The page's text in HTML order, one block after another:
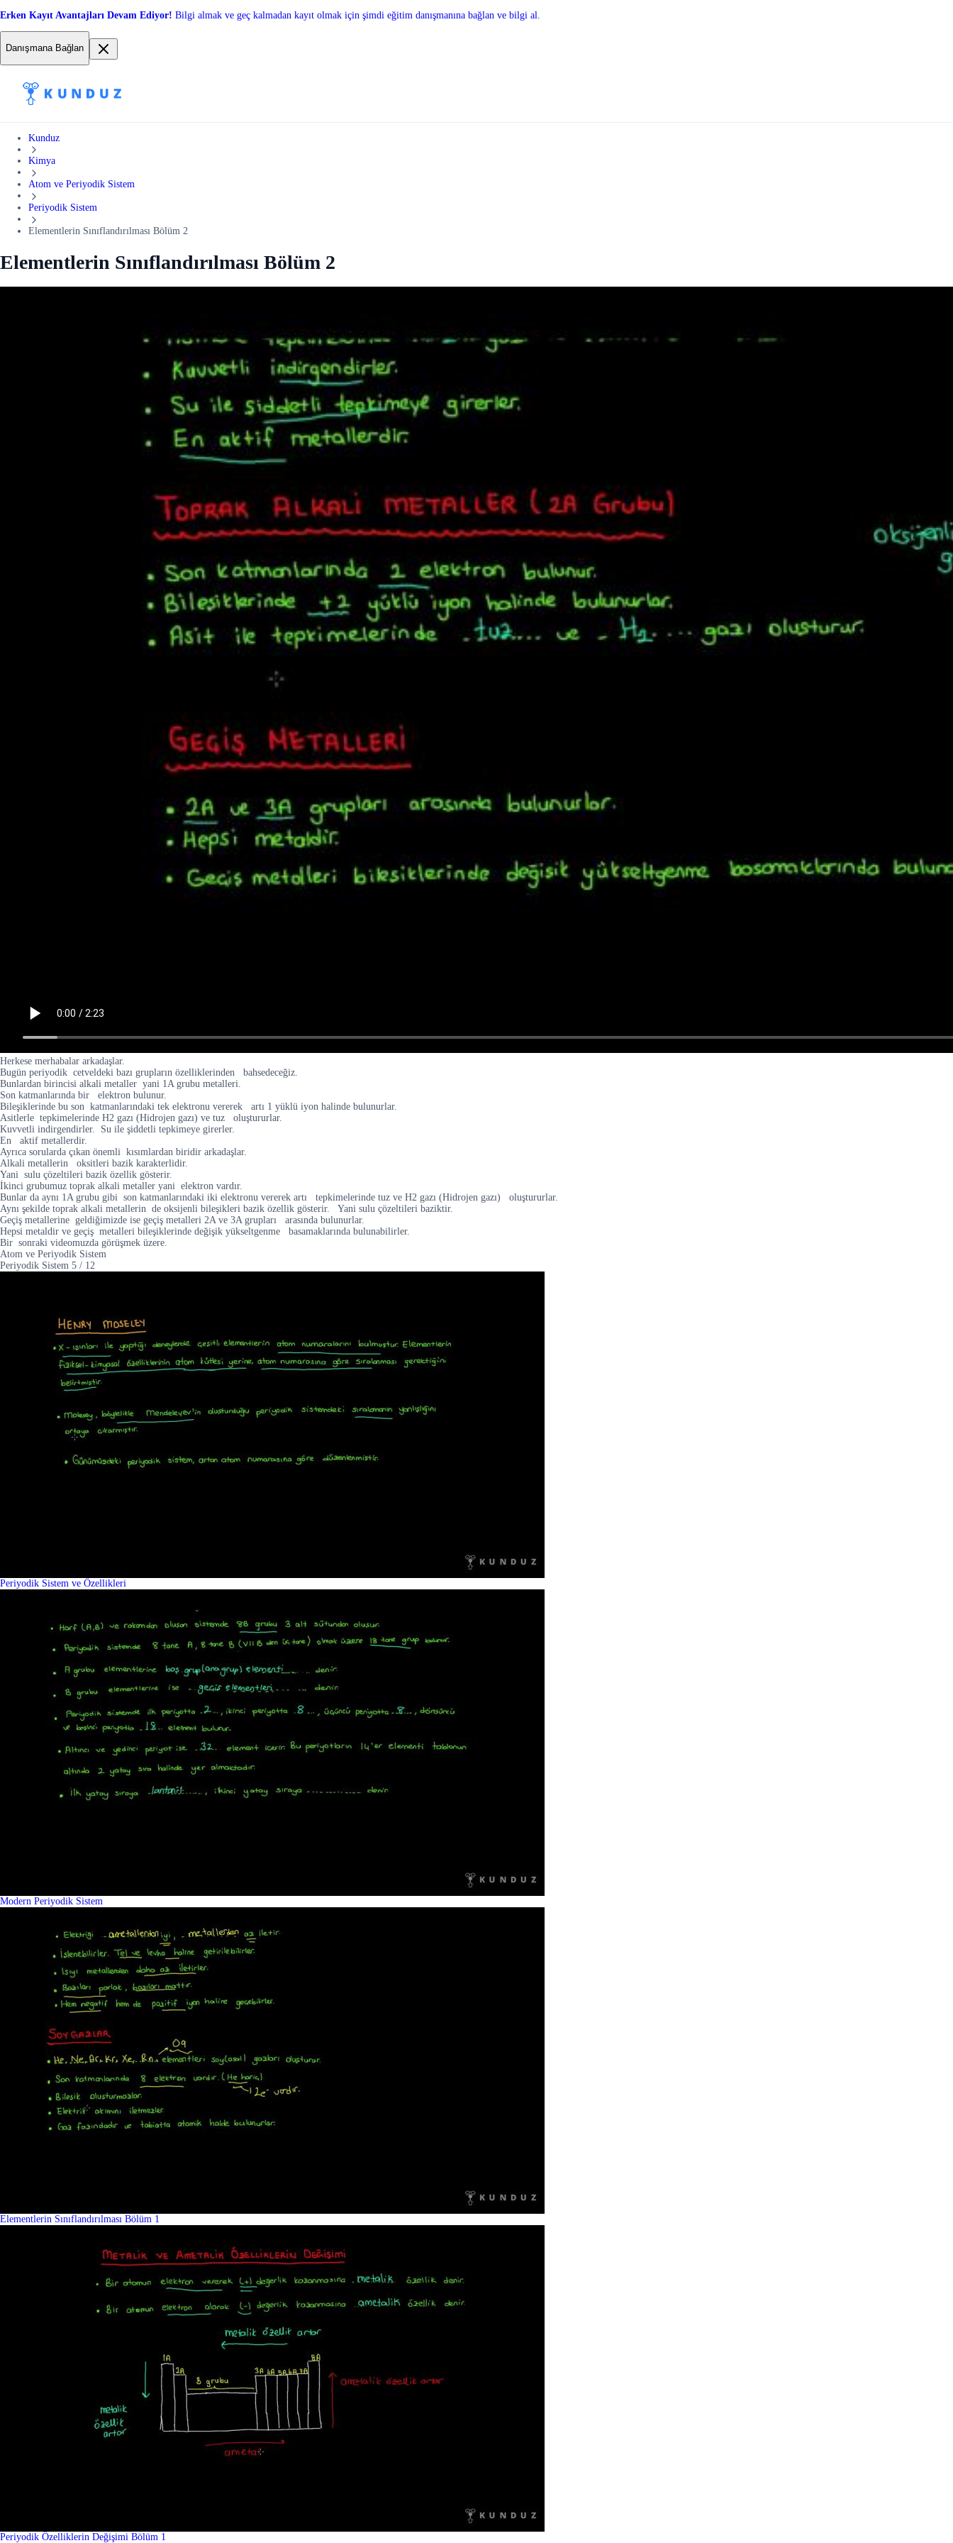
Erken Kayıt Avantajları Devam Ediyor! Bilgi almak ve geç kalmadan kayıt olmak için şimdi eğitim danışmanına bağlan ve bilgi al.
Danışmana Bağlan
Kunduz
Kimya
Atom ve Periyodik Sistem
Periyodik Sistem
Elementlerin Sınıflandırılması Bölüm 2
Elementlerin Sınıflandırılması Bölüm 2
Herkese merhabalar arkadaşlar.
Bugün periyodik cetveldeki bazı grupların özelliklerinden bahsedeceğiz.
Bunlardan birincisi alkali metaller yani 1A grubu metalleri.
Son katmanlarında bir elektron bulunur.
Bileşiklerinde bu son katmanlarındaki tek elektronu vererek artı 1 yüklü iyon halinde bulunurlar.
Asitlerle tepkimelerinde H2 gazı (Hidrojen gazı) ve tuz oluştururlar.
Kuvvetli indirgendirler. Su ile şiddetli tepkimeye girerler.
En aktif metallerdir.
Ayrıca sorularda çıkan önemli kısımlardan biridir arkadaşlar.
Alkali metallerin oksitleri bazik karakterlidir.
Yani sulu çözeltileri bazik özellik gösterir.
İkinci grubumuz toprak alkali metaller yani elektron vardır.
Bunlar da aynı 1A grubu gibi son katmanlarındaki iki elektronu vererek artı tepkimelerinde tuz ve H2 gazı (Hidrojen gazı) oluştururlar.
Aynı şekilde toprak alkali metallerin de oksijenli bileşikleri bazik özellik gösterir. Yani sulu çözeltileri baziktir.
Geçiş metallerine geldiğimizde ise geçiş metalleri 2A ve 3A grupları arasında bulunurlar.
Hepsi metaldir ve geçiş metalleri bileşiklerinde değişik yükseltgenme basamaklarında bulunabilirler.
Bir sonraki videomuzda görüşmek üzere.
Atom ve Periyodik Sistem
Periyodik Sistem 5 / 12
Periyodik Sistem ve Özellikleri
Modern Periyodik Sistem
Elementlerin Sınıflandırılması Bölüm 1
Periyodik Özelliklerin Değişimi Bölüm 1